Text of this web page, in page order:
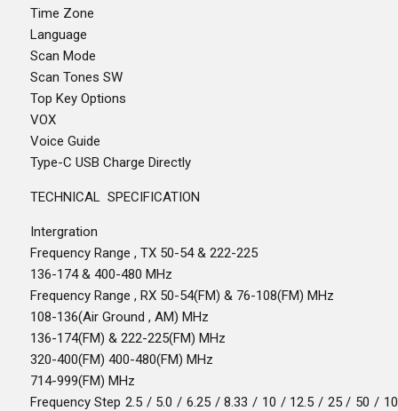
Time Zone
Language
Scan Mode
Scan Tones SW
Top Key Options
VOX
Voice Guide
Type-C USB Charge Directly
TECHNICAL SPECIFICATION
Intergration
Frequency Range , TX 50-54 & 222-225
136-174 & 400-480 MHz
Frequency Range , RX 50-54(FM) & 76-108(FM) MHz
108-136(Air Ground , AM) MHz
136-174(FM) & 222-225(FM) MHz
320-400(FM) 400-480(FM) MHz
714-999(FM) MHz
Frequency Step 2.5 / 5.0 / 6.25 / 8.33 / 10 / 12.5 / 25 / 50 /